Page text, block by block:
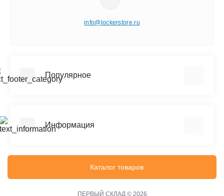
info@lockerstore.ru
Популярное
Архивные стеллажи (до 150 кг на полку)
Офисные сейфы
Информация
Политика конфиденциальности
Информация о доставке
Каталог товаров
ПЕРВЫЙ СКЛАД © 2026